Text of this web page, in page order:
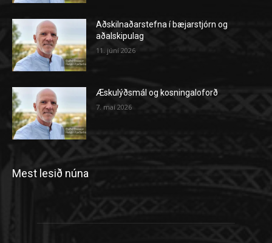
Aðskilnaðarstefna í bæjarstjórn og
aðalskipulag
11. júní 2026
Æskulýðsmál og kosningaloforð
7. maí 2026
Mest lesið núna